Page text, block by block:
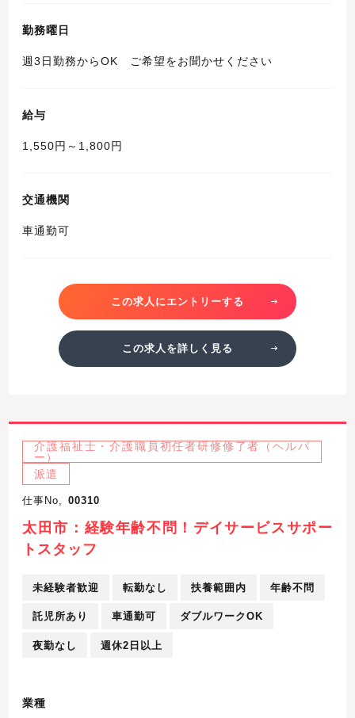
勤務曜日
週3日勤務からOK ご希望をお聞かせください
給与
1,550円～1,800円
交通機関
車通勤可
この求人にエントリーする
この求人を詳しく見る
介護福祉士・介護職員初任者研修修了者（ヘルパ
ー）
派遣
仕事No, 00310
太田市：経験年齢不問！デイサービスサポー
トスタッフ
未経験者歓迎 転勤なし 扶養範囲内 年齢不問
託児所あり 車通勤可 ダブルワークOK
夜勤なし 週休2日以上
業種